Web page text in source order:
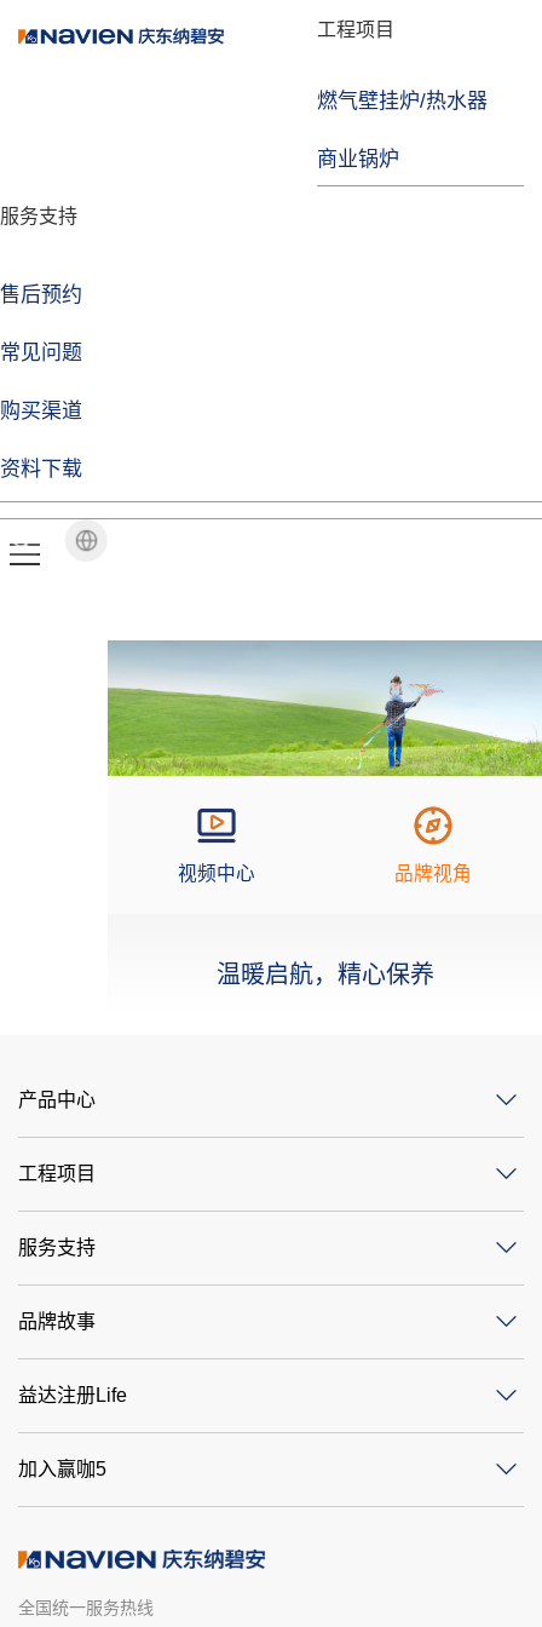
工程项目
燃气壁挂炉/热水器
商业锅炉
服务支持
售后预约
常见问题
购买渠道
资料下载
品牌故事
技术实力
企业动态
益达注册Life
品牌视角
视频中心 品牌视角
温暖启航，精心保养
产品中心
工程项目
服务支持
品牌故事
益达注册Life
加入赢咖5
全国统一服务热线